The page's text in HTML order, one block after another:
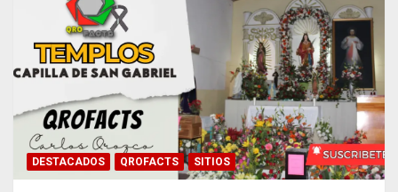
DESTACADOS QROFACTS SITIOS